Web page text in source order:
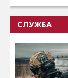
СЛУЖБА